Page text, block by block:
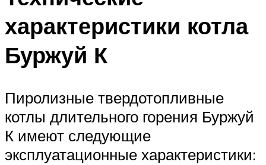
характеристики котла
Буржуй К
Пиролизные твердотопливные
котлы длительного горения Буржуй
К имеют следующие
эксплуатационные характеристики: